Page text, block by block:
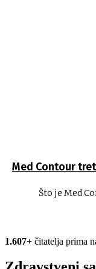
Med Contour
Što je Med
1.607+ čitatelja prima